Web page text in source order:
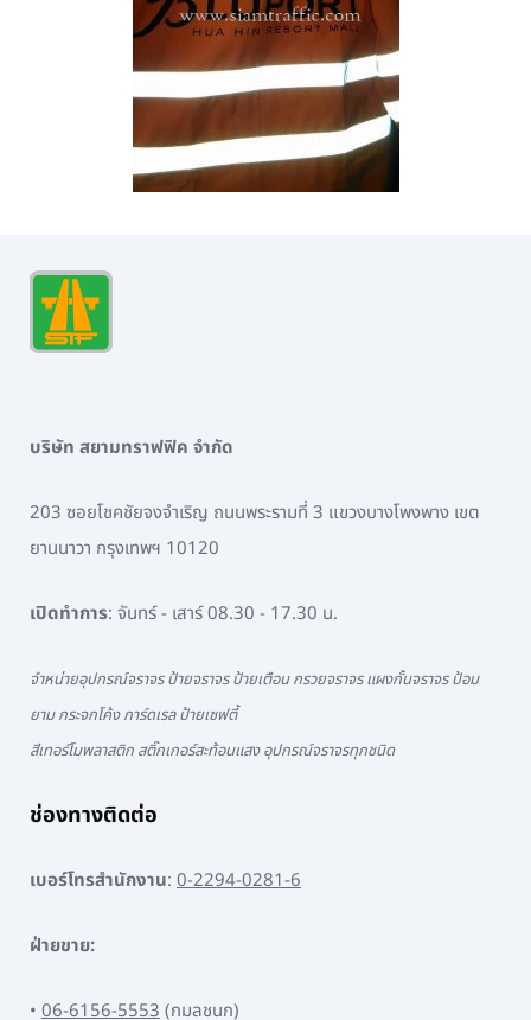
บริษัท สยามทราฟฟิค จำกัด
203 ซอยโชคชัยจงจำเริญ ถนนพระรามที่ 3 แขวงบางโพงพาง เขต
ยานนาวา กรุงเทพฯ 10120
เปิดทำการ: จันทร์ - เสาร์ 08.30 - 17.30 น.
จำหน่ายอุปกรณ์จราจร ป้ายจราจร ป้ายเตือน กรวยจราจร แผงกั้นจราจร ป้อม
ยาม กระจกโค้ง การ์ดเรล ป้ายเซฟตี้
สีเทอร์โมพลาสติก สติ๊กเกอร์สะท้อนแสง อุปกรณ์จราจรทุกชนิด
ช่องทางติดต่อ
เบอร์โทรสำนักงาน: 0-2294-0281-6
ฝ่ายขาย:
• 06-6156-5553(กมลชนก)